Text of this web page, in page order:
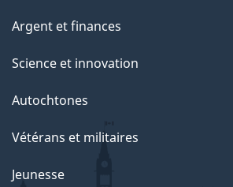
Argent et finances
Science et innovation
Autochtones
Vétérans et militaires
Jeunesse